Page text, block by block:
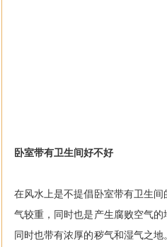
卧室带有卫生间好不好
在风水上是不提倡卧室带有卫生
气较重，同时也是产生腐败空气的
同时也带有浓厚的秽气和湿气之